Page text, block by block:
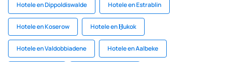
Hotele en Dippoldiswalde Hotele en Estrablin
Hotele en Koserow Hotele en H̱ukok
Hotele en Valdobbiadene Hotele en Aalbeke